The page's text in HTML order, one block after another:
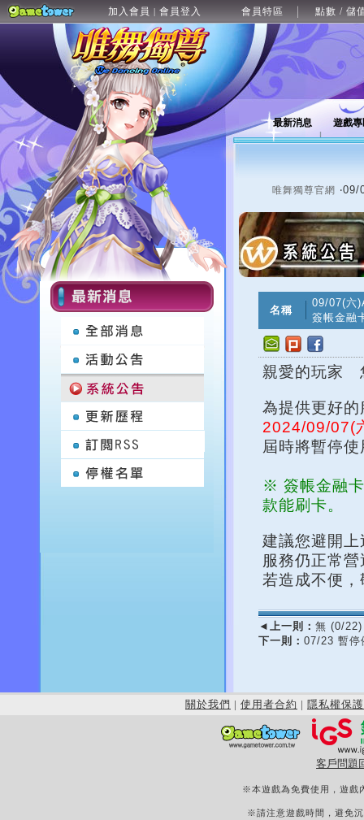
加入會員 | 會員登入 會員特區 點數 / 儲
最新消息 遊戲
唯舞獨尊官網
名稱
09/07(六
簽帳金融
親愛的玩家
為提供更好
2024/09/07(
屆時將暫停使
※ 簽帳金融
款能刷卡。
建議您避開
服務仍正常營
若造成不便
◄ 上一則： 無 (0/22)
下一則： 07/23 暫停
關於我們 | 使用者合約 | 隱私權保護
客戶問題
※本遊戲為免費使用，遊戲
※請注意遊戲時間，避免